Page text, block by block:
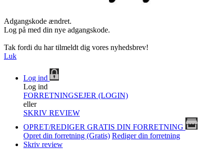
Adgangskode ændret.
Log på med din nye adgangskode.
Tak fordi du har tilmeldt dig vores nyhedsbrev!
Luk
Log ind
Log ind
FORRETNINGSEJER (LOGIN)
eller
SKRIV REVIEW
OPRET/REDIGER GRATIS DIN FORRETNING
Opret din forretning (Gratis) Rediger din forretning
Skriv review